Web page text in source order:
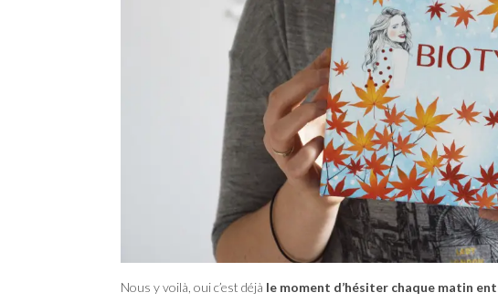
Nous y voilà, oui c’est déjà le moment d’hésiter chaque matin